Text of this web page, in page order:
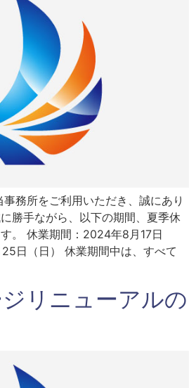
務所をご利用いただき、誠にあり
勝手ながら、以下の期間、夏季休
。 休業期間：2024年8月17日
日（日） 休業期間中は、すべて
リニューアルの